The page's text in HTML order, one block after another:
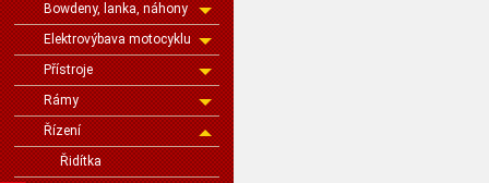
Bowdeny, lanka, náhony
Elektrovýbava motocyklu
Přístroje
Rámy
Řízení
Řidítka